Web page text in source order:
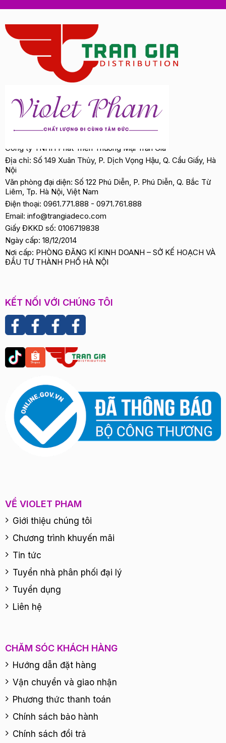
Công ty TNHH Phát Triển Thương Mại Trần Gia
Địa chỉ: Số 149 Xuân Thủy, P. Dịch Vọng Hậu, Q. Cầu Giấy, Hà
Nội
Văn phòng đại diện: Số 122 Phú Diễn, P. Phú Diễn, Q. Bắc Từ
Liêm, Tp. Hà Nội, Việt Nam
Điện thoại: 0961.771.888 - 0971.761.888
Email: info@trangiadeco.com
Giấy ĐKKD số: 0106719838
Ngày cấp: 18/12/2014
Nơi cấp: PHÒNG ĐĂNG KÍ KINH DOANH – SỞ KẾ HOẠCH VÀ
ĐẦU TƯ THÀNH PHỐ HÀ NỘI
KẾT NỐI VỚI CHÚNG TÔI
VỀ VIOLET PHAM
Giới thiệu chúng tôi
Chương trình khuyến mãi
Tin tức
Tuyển nhà phân phối đại lý
Tuyển dụng
Liên hệ
CHĂM SÓC KHÁCH HÀNG
Hướng dẫn đặt hàng
Vận chuyển và giao nhận
Phương thức thanh toán
Chính sách bảo hành
Chính sách đổi trả